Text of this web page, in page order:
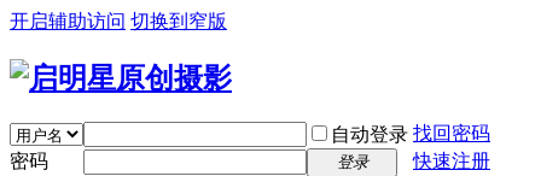
开启辅助访问 切换到窄版
自动登录 找回密码
密码
登录
快速注册